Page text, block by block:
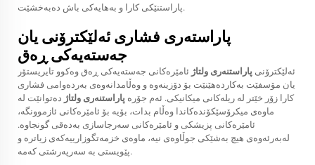
پاراستنێکی کارا و بەهایەکی باش دەبەخشێت.
پاراستەری فشاری ئەلێکترۆنی یان
جەستەیەکی ڕەق
ئەلێکترۆنی پاراستنەری ولتاژ ئامێرەکانی جەستەیەکی ڕەق وەکوو تایریستۆر
یان مۆسفێت بەکاردەهێنێت بۆ دۆزینەوە و وەڵامدانەوەی بەردەوامی فشاری
کارا زۆر خێتر لە ريلەکانی میکانیکی. ئەم جۆرە پاراستنەری ولتاژ دەتوانێت لە
ماوەی میکرۆسێکۆندەکاندا وەڵام بدات، بۆیە بۆ ئامێرەکانی ئازموونگە،
ئامێرەکانی پزیشکی و ئامێرەکانی سەرجاسازی بەدەقی گونجاوە.
لەبەرئەوەی هیچ بەشێکی جوڵاوەی نیە، ماوەی خزمەتگوزارییەکەی زیاترە و
پێویستی بە سەرپەرشتی کەمە.